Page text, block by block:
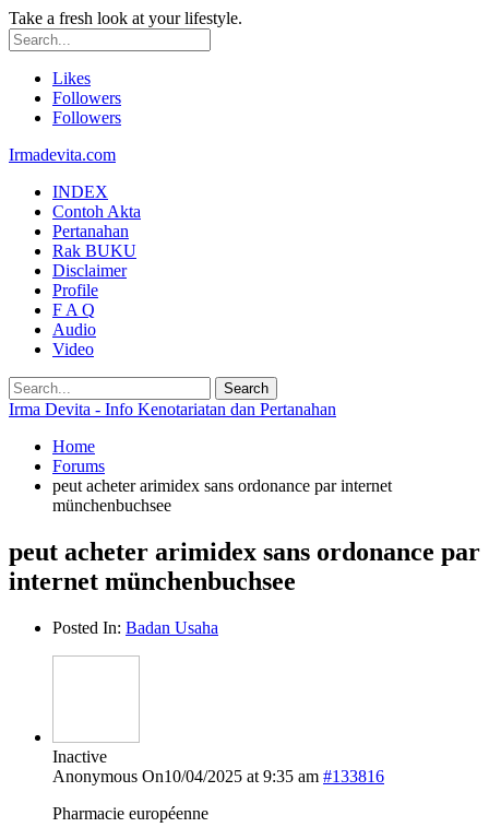
Take a fresh look at your lifestyle.
Likes
Followers
Followers
Irmadevita.com
INDEX
Contoh Akta
Pertanahan
Rak BUKU
Disclaimer
Profile
F A Q
Audio
Video
Irma Devita - Info Kenotariatan dan Pertanahan
Home
Forums
peut acheter arimidex sans ordonance par internet
münchenbuchsee
peut acheter arimidex sans ordonance par
internet münchenbuchsee
Posted In: Badan Usaha
Inactive
Anonymous On10/04/2025 at 9:35 am #133816
Pharmacie européenne